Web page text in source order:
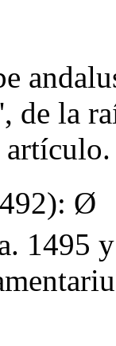
de la
Ø
1495